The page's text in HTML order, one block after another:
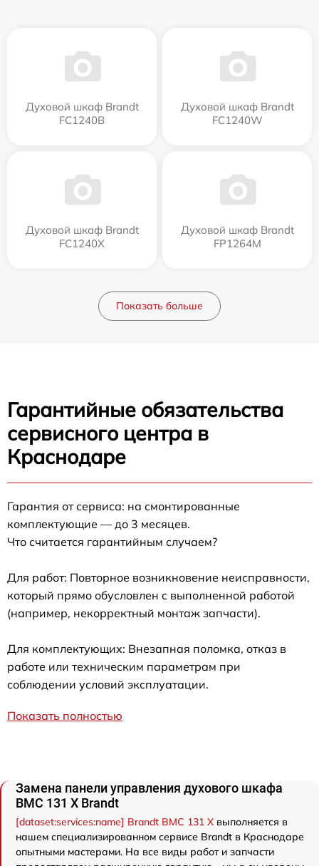
Духовой шкаф Brandt
FC1240B
Духовой шкаф Brandt
FC1240W
Духовой шкаф Brandt
FC1240X
Духовой шкаф Brandt
FP1264M
Показать больше
Гарантийные обязательства
сервисного центра в
Краснодаре
Гарантия от сервиса: на смонтированные
комплектующие — до 3 месяцев.
Что считается гарантийным случаем?
Для работ: Повторное возникновение неисправности,
который прямо обусловлен с выполненной работой
(например, некорректный монтаж запчасти).
Для комплектующих: Внезапная поломка, отказ в
работе или техническим параметрам при
соблюдении условий эксплуатации.
Показать полностью
Замена панели управления духового шкафа
BMC 131 X Brandt
[dataset:services:name] Brandt BMC 131 X выполняется в
нашем специализированном сервисе Brandt в Краснодаре
опытными мастерами. На все виды работ и запчасти